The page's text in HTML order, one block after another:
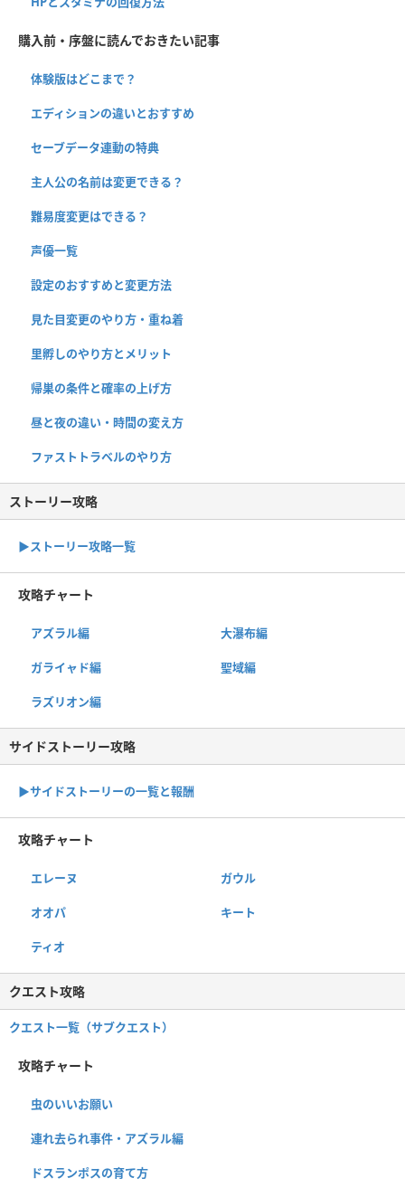
購入前・序盤に読んでおきたい記事
体験版はどこまで？
エディションの違いとおすすめ
セーブデータ連動の特典
主人公の名前は変更できる？
難易度変更はできる？
声優一覧
設定のおすすめと変更方法
見た目変更のやり方・重ね着
里孵しのやり方とメリット
帰巣の条件と確率の上げ方
昼と夜の違い・時間の変え方
ファストトラベルのやり方
ストーリー攻略
▶︎ストーリー攻略一覧
攻略チャート
アズラル編 大瀑布編
ガライャド編 聖域編
ラズリオン編
サイドストーリー攻略
▶サイドストーリーの一覧と報酬
攻略チャート
エレーヌ ガウル
オオパ キート
ティオ
クエスト攻略
クエスト一覧（サブクエスト）
攻略チャート
虫のいいお願い
連れ去られ事件・アズラル編
ドスランポスの育て方